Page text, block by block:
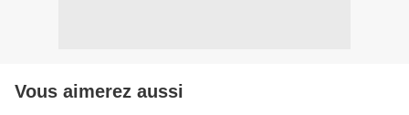
Vous aimerez aussi